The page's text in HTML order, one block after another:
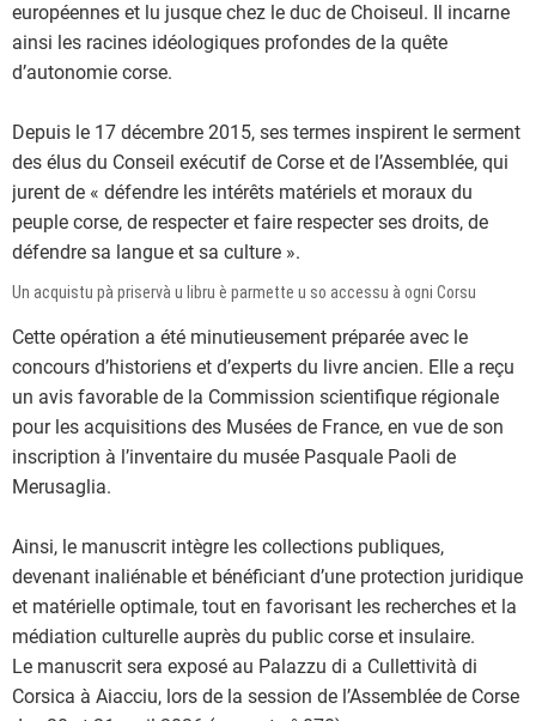
européennes et lu jusque chez le duc de Choiseul. Il incarne
ainsi les racines idéologiques profondes de la quête
d’autonomie corse.
Depuis le 17 décembre 2015, ses termes inspirent le serment
des élus du Conseil exécutif de Corse et de l’Assemblée, qui
jurent de « défendre les intérêts matériels et moraux du
peuple corse, de respecter et faire respecter ses droits, de
défendre sa langue et sa culture ».
Un acquistu pà priservà u libru è parmette u so accessu à ogni Corsu
Cette opération a été minutieusement préparée avec le
concours d’historiens et d’experts du livre ancien. Elle a reçu
un avis favorable de la Commission scientifique régionale
pour les acquisitions des Musées de France, en vue de son
inscription à l’inventaire du musée Pasquale Paoli de
Merusaglia.
Ainsi, le manuscrit intègre les collections publiques,
devenant inaliénable et bénéficiant d’une protection juridique
et matérielle optimale, tout en favorisant les recherches et la
médiation culturelle auprès du public corse et insulaire.
Le manuscrit sera exposé au Palazzu di a Cullettività di
Corsica à Aiacciu, lors de la session de l’Assemblée de Corse